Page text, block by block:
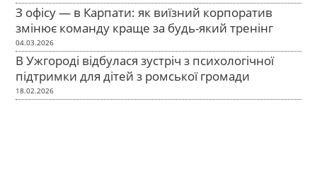
З офісу — в Карпати: як виїзний корпоратив
змінює команду краще за будь-який тренінг
04.03.2026
В Ужгороді відбулася зустріч з психологічної
підтримки для дітей з ромської громади
18.02.2026